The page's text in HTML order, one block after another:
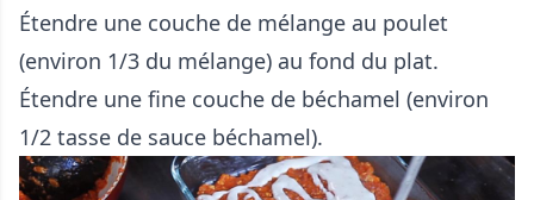
Étendre une couche de mélange au poulet
(environ 1/3 du mélange) au fond du plat.
Étendre une fine couche de béchamel (environ
1/2 tasse de sauce béchamel).